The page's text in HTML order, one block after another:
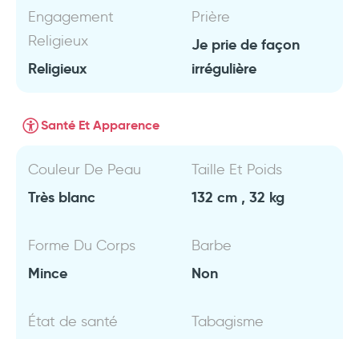
Engagement
Religieux
Religieux
Prière
Je prie de façon
irrégulière
Santé Et Apparence
Couleur De Peau
Très blanc
Taille Et Poids
132 cm , 32 kg
Forme Du Corps
Mince
Barbe
Non
État de santé Tabagisme